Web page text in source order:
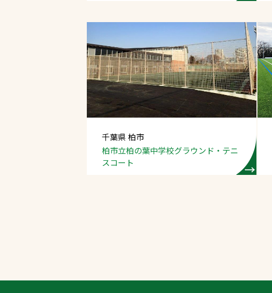
千葉県 柏市
柏市立柏の葉中学校グラウンド・テニ
スコート